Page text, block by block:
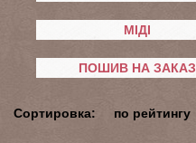
МІДІ
ПОШИВ НА ЗАКАЗ
Сортировка: по рейтингу